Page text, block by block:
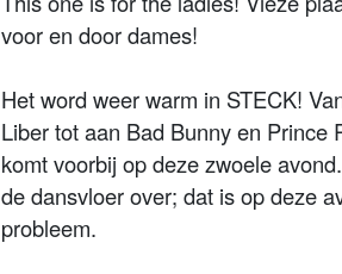
voor en door dames!
Het word weer warm in STECK!
Liber tot aan Bad Bunny en Prince
komt voorbij op deze zwoele
de dansvloer over; dat is op deze
probleem.